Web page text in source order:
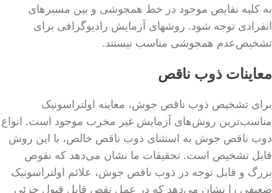
به کلیه نقایص موجود در خط همجوشی و بین مسیرهای
انفرادی توجه شود. روشهای آزمایش رادیوگرافی برای
تشخیص‌عدم همجوشی مناسب نیستند.
معاینات ذوب ناقص
برای تشخیص ذوب ناقص جوش، معاینه اولتراسونیک
مناسب‌ترین روش‌های آزمایش غیر مخرب موجود است. انواع
ذوب ناقص جوش به استثنای ذوب ناقص خالص، با این روش
قابل تشخیص است. تحقیقات ما نشان می‌دهد که نقوص
بزرگ و قابل توجه در ذوب ناقص جوش، علائم اولتراسونیک
ضعیفی را نشان می‌دهد که در عمل نقص قابل قبول جزئی